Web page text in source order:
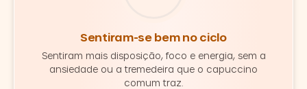
Sentiram-se bem no ciclo
Sentiram mais disposição, foco e energia, sem a
ansiedade ou a tremedeira que o capuccino
comum traz.